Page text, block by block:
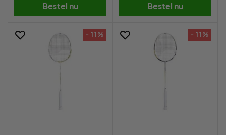
Bestel nu Bestel nu
- 11% - 11%